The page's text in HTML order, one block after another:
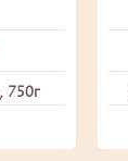
750г